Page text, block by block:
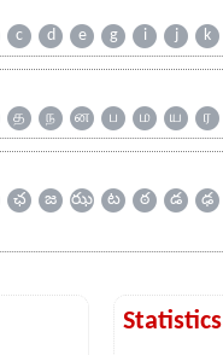
c d e g i j k
த ந ன ப ம ய ர
ఛ జ ఝ ట ఠ డ ఢ
Statistics